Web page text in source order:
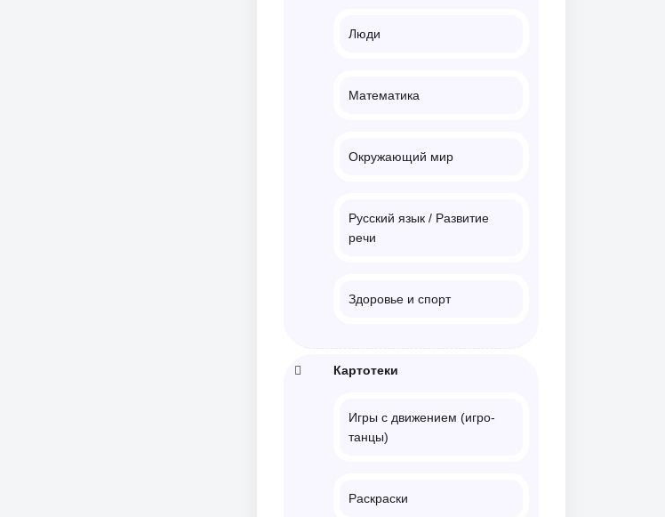
Люди
Математика
Окружающий мир
Русский язык / Развитие
речи
Здоровье и спорт
Картотеки
Игры с движением (игро-
танцы)
Раскраски